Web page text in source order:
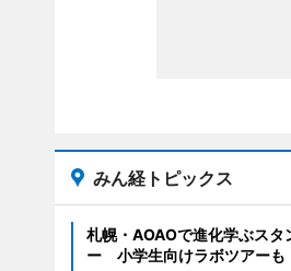
みん経トピックス
札幌・AOAOで進化学ぶスタ
ー 小学生向けラボツアーも